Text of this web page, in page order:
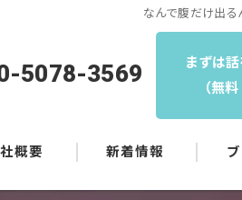
なんで腹だけ出
5078-3569
まずは
（無
概要 新着情報